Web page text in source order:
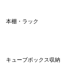
本棚・ラック
キューブボックス収納